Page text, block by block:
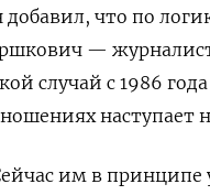
добавил, что по
—
случай с 1986
наступает
им в принципе